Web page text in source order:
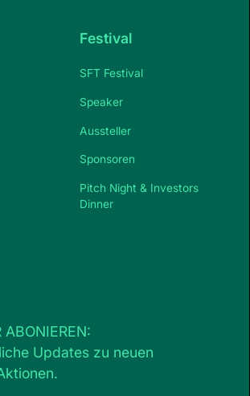
Festival
SFT Festival
Speaker
Aussteller
Sponsoren
Pitch Night & Investors
Dinner
ABONIEREN:
Updates zu neuen